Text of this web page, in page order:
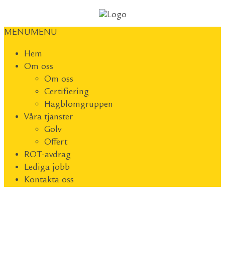
MENUMENU
Hem
Om oss
Om oss
Certifiering
Hagblomgruppen
Våra tjänster
Golv
Offert
ROT-avdrag
Lediga jobb
Kontakta oss